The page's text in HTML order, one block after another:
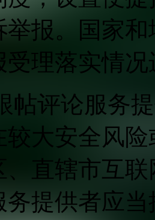
举报。国家
受理落实情
帖评论服务
较大安全风
、直辖市互
务提供者应